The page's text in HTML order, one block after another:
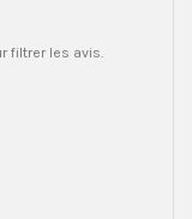
filtrer les avis.